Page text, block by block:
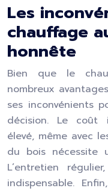
Les
chauffage
honnête
Bien que le
nombreux
ses inconvénients
décision. Le coût
élevé, même avec
du bois nécessite
L’entretien
indispensable.